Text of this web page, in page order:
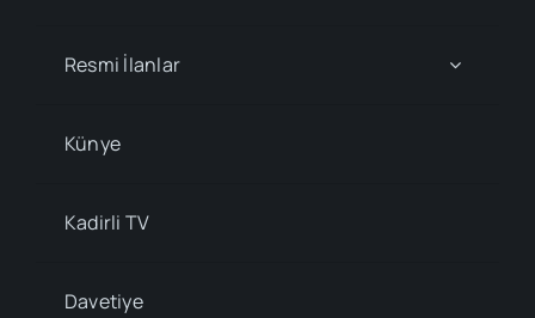
Resmi İlanlar
Künye
Kadirli TV
Davetiye